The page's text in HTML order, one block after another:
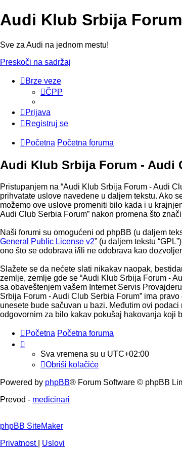
Audi Klub Srbija
Sve za Audi na jednom mestu!
Preskoči na sadržaj
Brze veze
ČPP
Prijava
Registruj se
Početna Početna foruma
Audi Klub Srbija Forum - Audi
Pristupanjem na “Audi Klub Srbija Forum - Audi
prihvatate uslove navedene u daljem tekstu. Ako
možemo ove uslove promeniti bilo kada i u
Audi Club Serbia Forum” nakon promena što
Naši forumi su omogućeni od phpBB (u daljem
General Public License v2” (u daljem tekstu
ono što se odobrava i/ili ne odobrava kao
Slažete se da nećete slati nikakav naopak,
zemlje, zemlje gde se “Audi Klub Srbija Forum -
sa obaveštenjem vašem Internet Servis
Srbija Forum - Audi Club Serbia Forum” ima
unesete bude sačuvan u bazi. Međutim ovi
odgovornim za bilo kakav pokušaj hakovanja koji
Početna Početna foruma
Sva vremena su u UTC+02:00
Obriši kolačiće
Powered by phpBB® Forum Software © phpBB
Prevod - medicinari
phpBB SiteMaker
Privatnost
Uslovi